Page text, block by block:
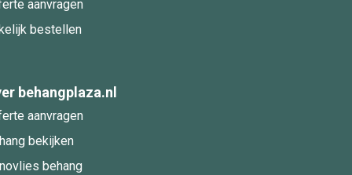
aanvragen
bestellen
behangplaza.nl
aanvragen
bekijken
behang